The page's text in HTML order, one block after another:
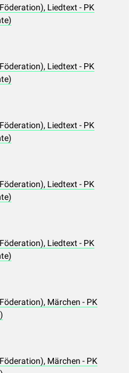
Liedtext - PK
Liedtext - PK
Liedtext - PK
Liedtext - PK
Liedtext - PK
Märchen - PK
Märchen - PK